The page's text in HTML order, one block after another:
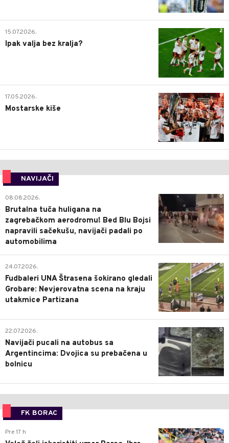
2
15.07.2026.
Ipak valja bez kralja?
0
17.05.2026.
Mostarske kiše
NAVIJAČI
0
08.08.2026.
Brutalna tuča huligana na
zagrebačkom aerodromu! Bed Blu Bojsi
napravili sačekušu, navijači padali po
automobilima
0
24.07.2026.
Fudbaleri UNA Štrasena šokirano gledali
Grobare: Nevjerovatna scena na kraju
utakmice Partizana
0
22.07.2026.
Navijači pucali na autobus sa
Argentincima: Dvojica su prebačena u
bolnicu
FK BORAC
0
Pre 17 h